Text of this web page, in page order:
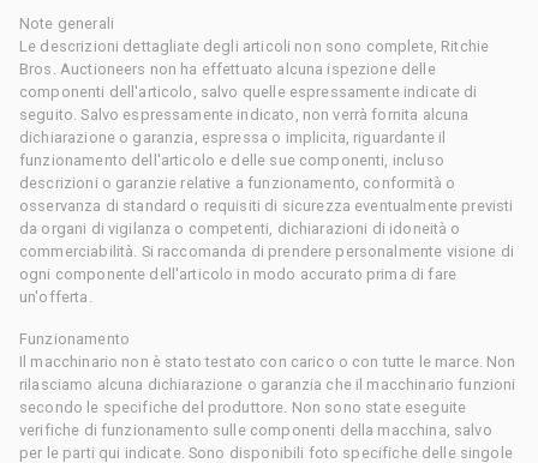
Note generali
Le descrizioni dettagliate degli articoli non sono complete, Ritchie
Bros. Auctioneers non ha effettuato alcuna ispezione delle
componenti dell'articolo, salvo quelle espressamente indicate di
seguito. Salvo espressamente indicato, non verrà fornita alcuna
dichiarazione o garanzia, espressa o implicita, riguardante il
funzionamento dell'articolo e delle sue componenti, incluso
descrizioni o garanzie relative a funzionamento, conformità o
osservanza di standard o requisiti di sicurezza eventualmente previsti
da organi di vigilanza o competenti, dichiarazioni di idoneità o
commerciabilità. Si raccomanda di prendere personalmente visione di
ogni componente dell'articolo in modo accurato prima di fare
un'offerta.
Funzionamento
Il macchinario non è stato testato con carico o con tutte le marce. Non
rilasciamo alcuna dichiarazione o garanzia che il macchinario funzioni
secondo le specifiche del produttore. Non sono state eseguite
verifiche di funzionamento sulle componenti della macchina, salvo
per le parti qui indicate. Sono disponibili foto specifiche delle singole